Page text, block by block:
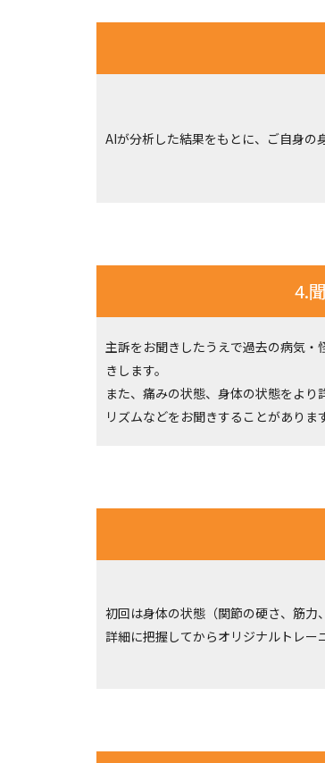
AIが分析した結果をもとに、ご自身の
4.
主訴をお聞きしたうえで過去の病気
きします。
また、痛みの状態、身体の状態をよ
リズムなどをお聞きすることがありま
初回は身体の状態（関節の硬さ、筋力
詳細に把握してからオリジナルトレー